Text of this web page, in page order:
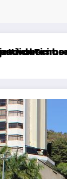
de 300
Festival